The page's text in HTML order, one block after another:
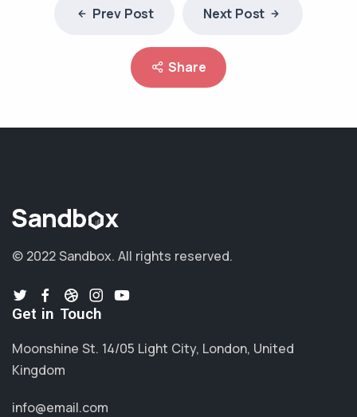
Prev Post Next Post
Share
© 2022 Sandbox. All rights reserved.
Get in Touch
Moonshine St. 14/05 Light City, London, United
Kingdom
info@email.com